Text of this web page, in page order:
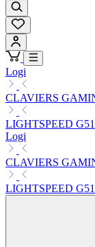
Logi
CLAVIERS
LIGHTSPEED
Logi
CLAVIERS
LIGHTSPEED